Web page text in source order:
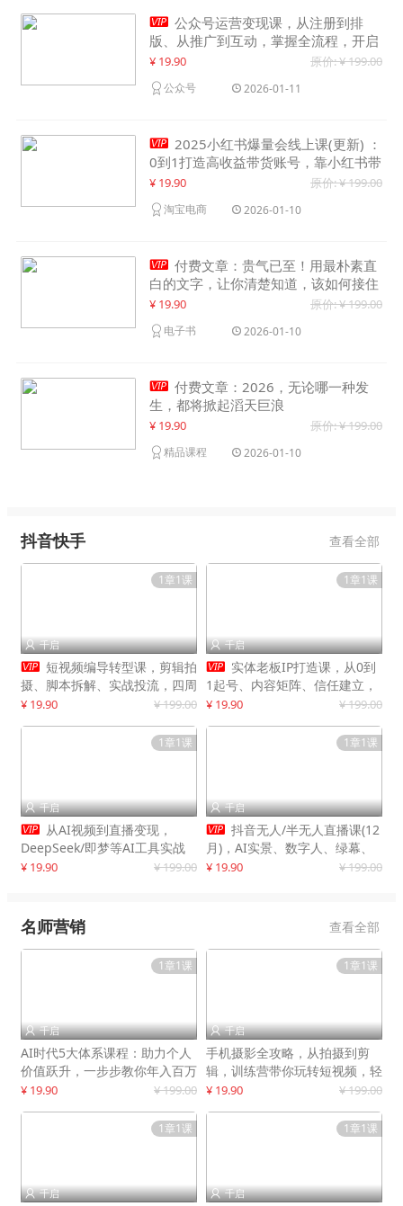
 公众号运营变现课，从注册到排
版、从推广到互动，掌握全流程，开启
个人品牌月入30000+
¥ 19.90 原价: ¥ 199.00
公众号 2026-01-11
 2025小红书爆量会线上课(更新) ：
0到1打造高收益带货账号，靠小红书带
货年入100w？机会来了！
¥ 19.90 原价: ¥ 199.00
淘宝电商 2026-01-10
 付费文章：贵气已至！用最朴素直
白的文字，让你清楚知道，该如何接住
这一次时代的泼天富贵
¥ 19.90 原价: ¥ 199.00
电子书 2026-01-10
 付费文章：2026，无论哪一种发
生，都将掀起滔天巨浪
¥ 19.90 原价: ¥ 199.00
精品课程 2026-01-10
抖音快手 查看全部
1章1课
 千启
 短视频编导转型课，剪辑拍
摄、脚本拆解、实战投流，四周
系统教学，快速入行月入2w+
¥ 19.90 ¥ 199.00
1章1课
 千启
 实体老板IP打造课，从0到
1起号、内容矩阵、信任建立，
打造门店IP，稳定获客增收
¥ 19.90 ¥ 199.00
1章1课
 千启
 从AI视频到直播变现，
DeepSeek/即梦等AI工具实战
教学，生产爆款视频，打造高流
¥ 19.90 ¥ 199.00
1章1课
 千启
 抖音无人/半无人直播课(12
月)，AI实景、数字人、绿幕、
多种玩法、24小时自动盈利
¥ 19.90 ¥ 199.00
名师营销 查看全部
1章1课
 千启
AI时代5大体系课程：助力个人
价值跃升，一步步教你年入百万
¥ 19.90 ¥ 199.00
1章1课
 千启
手机摄影全攻略，从拍摄到剪
辑，训练营带你玩转短视频，轻
松拍大片
¥ 19.90 ¥ 199.00
1章1课
 千启
1章1课
 千启